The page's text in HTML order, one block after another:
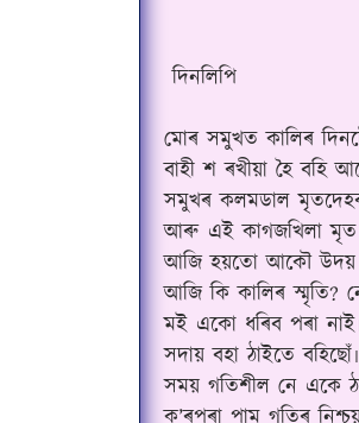
দিনলিপি
মোৰ সমুখত কালিৰ
বাহী শ ৰখীয়া হৈ বহি
সমুখৰ কলমডাল
আৰু এই কাগজখিলা
আজি হয়তো আকৌ উদয়
আজি কি কালিৰ স্মৃতি?
মই একো ধৰিব পৰা
সদায় বহা ঠাইতে
সময় গতিশীল নে একে